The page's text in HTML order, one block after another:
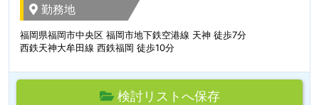
勤務地
福岡県福岡市中央区 福岡市地下鉄空港線 天神 徒歩7分
西鉄天神大牟田線 西鉄福岡 徒歩10分
検討リストへ保存